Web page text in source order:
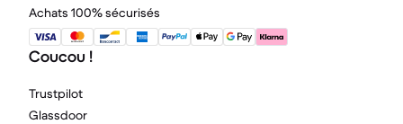
Achats 100% sécurisés
Coucou !
Trustpilot
Glassdoor